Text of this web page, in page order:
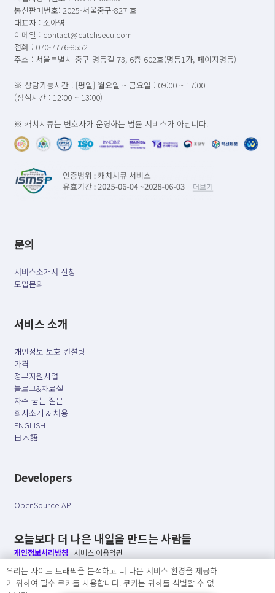
통신판매번호: 2025-서울중구-827 호
대표자 : 조아영
이메일 : contact@catchsecu.com
전화 : 070-7776-8552
주소 : 서울특별시 중구 명동길 73, 6층 602호(명동1가, 페이지명동)
※ 상담가능시간 : [평일] 월요일 ~ 금요일 : 09:00 ~ 17:00
(점심시간 : 12:00 ~ 13:00)
※ 캐치시큐는 변호사가 운영하는 법률 서비스가 아닙니다.
문의
서비스소개서 신청
도입문의
서비스 소개
개인정보 보호 컨설팅
가격
정부지원사업
블로그&자료실
자주 묻는 질문
회사소개 & 채용
ENGLISH
日本語
Developers
OpenSource API
오늘보다 더 나은 내일을 만드는 사람들
개인정보처리방침 | 서비스 이용약관
○ 개인정보보호 컴플라이언스를 선도하겠습니다.
○ 정보주체의 권리를 보장하겠습니다.
우리는 사이트 트래픽을 분석하고 더 나은 서비스 환경을 제공하
기 위하여 필수 쿠키를 사용합니다. 쿠키는 귀하를 식별할 수 없